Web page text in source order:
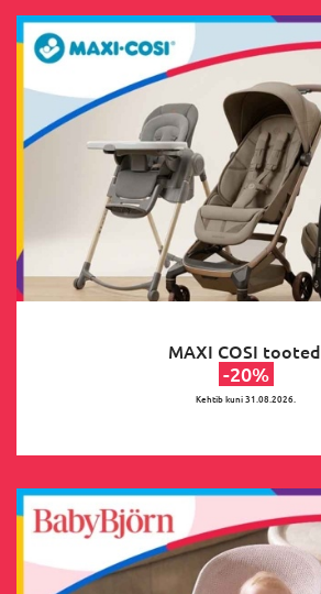
MAXI COSI tooted
-20%
Kehtib kuni 31.08.2026.